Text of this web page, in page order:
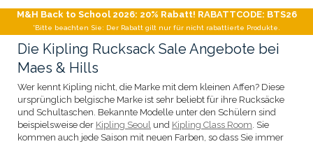
M&H Back to School 2026: 20% Rabatt! RABATTCODE: BTS26
*Bitte beachten Sie: Der Rabatt gilt nur für nicht rabattierte Produkte.
Die Kipling Rucksack Sale Angebote bei
Maes & Hills
Wer kennt Kipling nicht, die Marke mit dem kleinen Affen? Diese
ursprünglich belgische Marke ist sehr beliebt für ihre Rucksäcke
und Schultaschen. Bekannte Modelle unter den Schülern sind
beispielsweise der Kipling Seoul und Kipling Class Room. Sie
kommen auch jede Saison mit neuen Farben, so dass Sie immer